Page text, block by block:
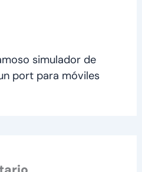
simulador de
port para móviles